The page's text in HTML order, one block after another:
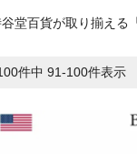
堂百貨が取り揃える
件中 91-100件表示